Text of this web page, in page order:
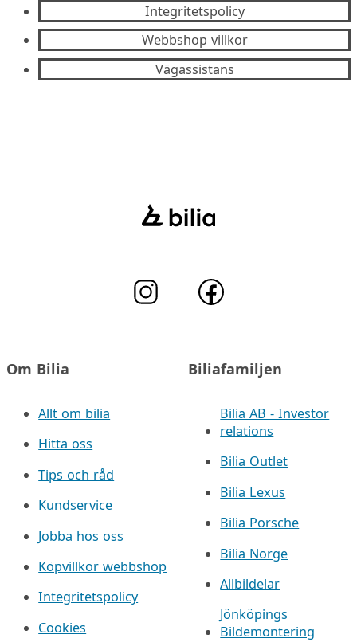
Integritetspolicy
Webbshop villkor
Vägassistans
Om Bilia
Allt om bilia
Hitta oss
Tips och råd
Kundservice
Jobba hos oss
Köpvillkor webbshop
Integritetspolicy
Cookies
Biliafamiljen
Bilia AB - Investor
relations
Bilia Outlet
Bilia Lexus
Bilia Porsche
Bilia Norge
Allbildelar
Jönköpings
Bildemontering